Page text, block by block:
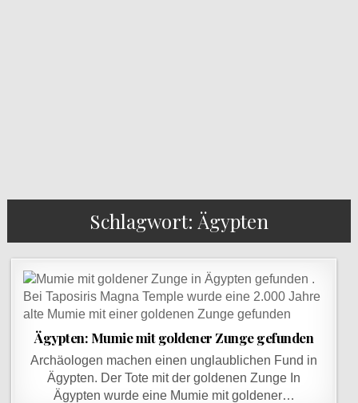
Schlagwort: Ägypten
Ägypten: Mumie mit goldener Zunge gefunden
Archäologen machen einen unglaublichen Fund in
Ägypten. Der Tote mit der goldenen Zunge In
Ägypten wurde eine Mumie mit goldener…